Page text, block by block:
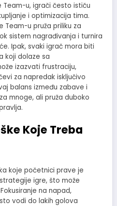
u, igrači često ističu
i optimizacija tima.
Team-u pruža priliku za
sistem nagrađivanja i turnira
Ipak, svaki igrač mora biti
koji dolaze sa
izazvati frustraciju,
za napredak isključivo
balans između zabave i
mnoge, ali pruža duboko
Koje Treba
koje početnici prave je
igre, što može
na napad,
vodi do lakih golova